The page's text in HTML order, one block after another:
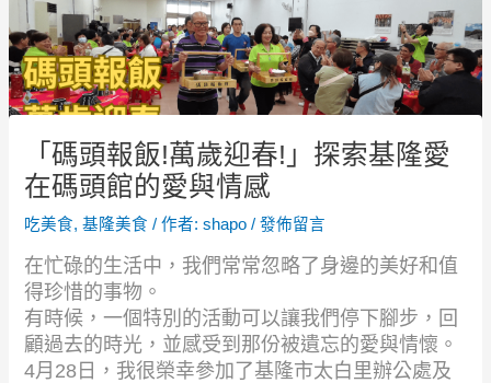
「碼頭報飯!萬歲迎春!」探索基隆愛
在碼頭館的愛與情感
吃美食,基隆美食 / 作者:shapo/發佈留言
在忙碌的生活中，我們常常忽略了身邊的美好和值
得珍惜的事物。
有時候，一個特別的活動可以讓我們停下腳步，回
顧過去的時光，並感受到那份被遺忘的愛與情懷。
4月28日，我很榮幸參加了基隆市太白里辦公處及